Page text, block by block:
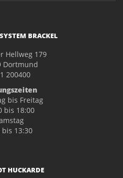
BRACKEL
Hellweg 179
Dortmund
200400
bis Freitag
bis 18:00
bis 13:30
HUCKARDE